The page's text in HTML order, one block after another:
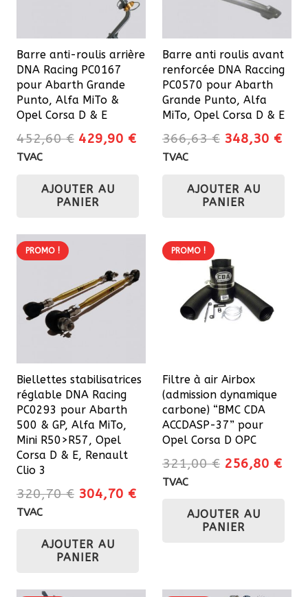
Barre anti-roulis arrière
DNA Racing PC0167
pour Abarth Grande
Punto, Alfa MiTo &
Opel Corsa D & E
452,60€ Le
était :
452,60 €.
429,90 €Le
TVAC
AJOUTER AU
PANIER
Barre anti roulis avant
renforcée DNA Raccing
PC0570 pour Abarth
Grande Punto, Alfa
MiTo, Opel Corsa D & E
366,63€ Le
était :
366,63 €.
348,30 €Le
TVAC
AJOUTER AU
PANIER
PROMO !
Biellettes stabilisatrices
réglable DNA Racing
PC0293 pour Abarth
500 & GP, Alfa MiTo,
Mini R50>R57, Opel
Corsa D & E, Renault
Clio 3
320,70€ Le
était :
320,70 €.
304,70 €Le
TVAC
AJOUTER AU
PANIER
PROMO !
Filtre à air Airbox
(admission dynamique
carbone) “BMC CDA
ACCDASP-37” pour
Opel Corsa D OPC
321,00€ Le
était :
321,00 €.
256,80 €Le
TVAC
AJOUTER AU
PANIER